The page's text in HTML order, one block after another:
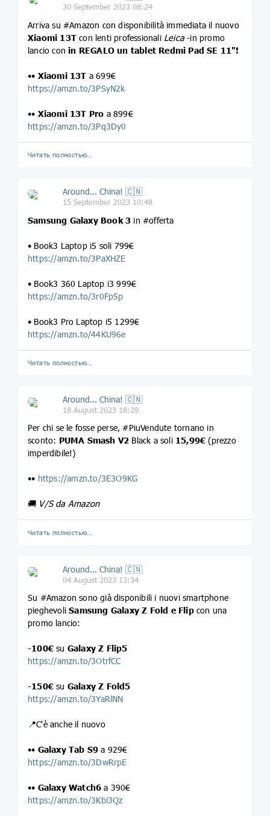
30 September 2023 08:24
Arriva su #Amazon con disponibilità immediata il nuovo
Xiaomi 13T con lenti professionali Leica -in promo
lancio conin REGALO un tablet Redmi Pad SE 11"❗️
•• Xiaomi 13T a 699€
https://amzn.to/3PSyN2k
•• Xiaomi 13T Pro a 899€
https://amzn.to/3Pq3Dy0
Читать полностью…
Around... China! 🇨🇳
15 September 2023 10:48
Samsung Galaxy Book 3 in #offerta
• Book3 Laptop i5 soli 799€
https://amzn.to/3PaXHZE
• Book3 360 Laptop i3 999€
https://amzn.to/3r0Fp5p
• Book3 Pro Laptop i5 1299€
https://amzn.to/44KU96e
Читать полностью…
Around... China! 🇨🇳
18 August 2023 18:29
Per chi se le fosse perse, #PiuVendute tornano in
sconto: PUMA Smash V2 Black a soli 15,99€ (prezzo
imperdibile!)
•• https://amzn.to/3E3O9KG
🚚 V/S da Amazon
Читать полностью…
Around... China! 🇨🇳
04 August 2023 13:34
Su #Amazon sono già disponibili i nuovi smartphone
pieghevoliSamsung Galaxy Z Fold e Flipcon una
promo lancio:
-100€ su Galaxy Z Flip5
https://amzn.to/3OtrfCC
-150€ su Galaxy Z Fold5
https://amzn.to/3YaRlNN
📍C'è anche il nuovo
•• Galaxy Tab S9 a 929€
https://amzn.to/3DwRrpE
•• Galaxy Watch6 a 390€
https://amzn.to/3Kbi3Qz